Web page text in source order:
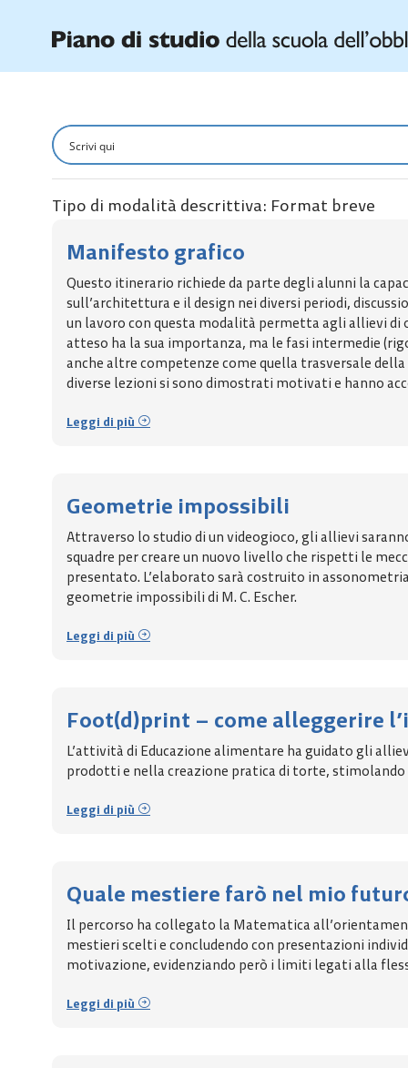
Tipo di modalità descrittiva: Format breve
Manifesto grafico
Questo itinerario richiede da parte degli alunni la
sull’architettura e il design nei diversi periodi,
un lavoro con questa modalità permetta agli allievi
atteso ha la sua importanza, ma le fasi intermedie
anche altre competenze come quella trasversale
diverse lezioni si sono dimostrati motivati e hanno
Leggi di più
Geometrie impossibili
Attraverso lo studio di un videogioco, gli allievi
squadre per creare un nuovo livello che rispetti le
presentato. L’elaborato sarà costruito in
geometrie impossibili di M. C. Escher.
Leggi di più
Foot(d)print – come alleggerire
L’attività di Educazione alimentare ha guidato gli
prodotti e nella creazione pratica di torte,
Leggi di più
Quale mestiere farò nel mio
Il percorso ha collegato la Matematica
mestieri scelti e concludendo con presentazioni
motivazione, evidenziando però i limiti legati alla
Leggi di più